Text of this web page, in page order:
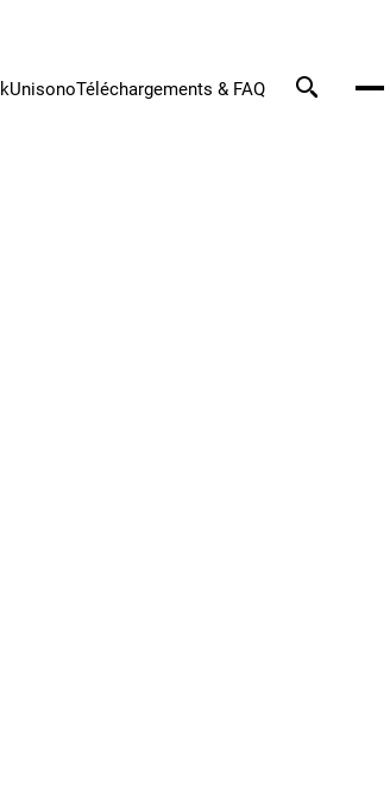
UnisonoTéléchargements & FAQ
Etoiles